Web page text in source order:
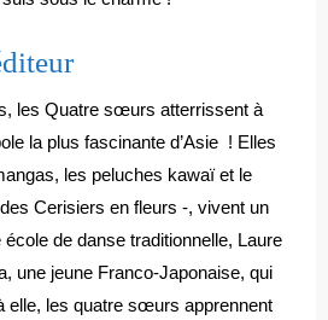
les Quatre sœurs atterrissent à
la plus fascinante d’Asie ! Elles
les peluches kawaï et le
Cerisiers en fleurs -, vivent un
de danse traditionnelle, Laure
une jeune Franco-Japonaise, qui
elle, les quatre sœurs apprennent